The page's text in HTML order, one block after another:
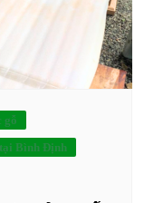
gỗ
Bình Định